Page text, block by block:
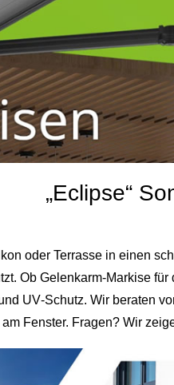
„Eclipse“
oder Terrasse in einen
Ob Gelenkarm‑Markise
UV‑Schutz. Wir beraten
Fenster. Fragen? Wir